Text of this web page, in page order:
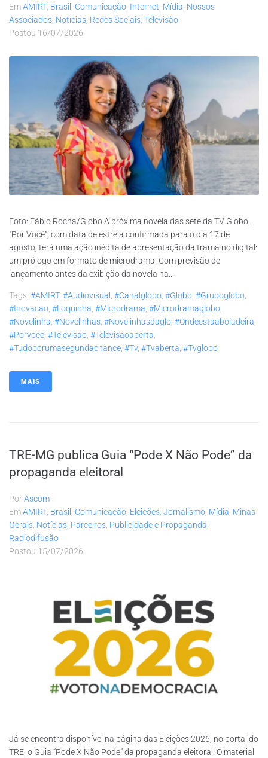
EmAMIRT, Brasil , Comunicação, Internet, Mídia, Nossos
Associados, Notícias, Redes Sociais, Televisão
Postou 16/07/2026
Foto: Fábio Rocha/Globo A próxima novela das sete da TV Globo,
"Por Você", com data de estreia confirmada para o dia 17 de
agosto, terá uma ação inédita de apresentação da trama no digital:
um prólogo em formato de microdrama. Com previsão de
lançamento antes da exibição da novela na...
Tags: #AMIRT, #audiovisual #canalglobo #globo #grupoglobo
#inovacao #loquinha #microdrama #microdramaglobo
#novelinha #novelinhas #novelinhasdaglo #ondeestaaboiadeira
#porvoce #televisao #televisaoaberta
#tudoporumasegundachance #tv, #tvaberta #tvglobo
MAIS
TRE-MG publica Guia “Pode X Não Pode” da
propaganda eleitoral
PorAscom
EmAMIRT, Brasil Comunicação Eleições Jornalismo Mídia Minas
Gerais Notícias Parceiros Publicidade e Propaganda
Radiodifusão
Postou 15/07/2026
Já se encontra disponível na página das Eleições 2026, no portal do
TRE, o Guia “Pode X Não Pode” da propaganda eleitoral. O material